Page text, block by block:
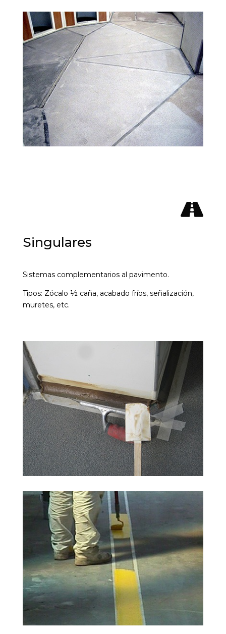

Singulares
Sistemas complementarios al pavimento.
Tipos: Zócalo ½ caña, acabado fríos, señalización,
muretes, etc.